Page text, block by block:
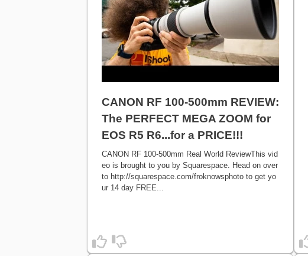
CANON RF 100-500mm REVIEW:
The PERFECT MEGA ZOOM for
EOS R5 R6...for a PRICE!!!
CANON RF 100-500mm Real World ReviewThis vid
eo is brought to you by Squarespace. Head on over
to http://squarespace.com/froknowsphoto to get yo
ur 14 day FREE...